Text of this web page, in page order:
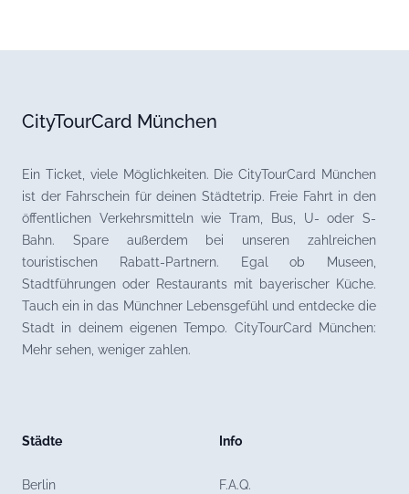
CityTourCard München
Ein Ticket, viele Möglichkeiten. Die CityTourCard München
ist der Fahrschein für deinen Städtetrip. Freie Fahrt in den
öffentlichen Verkehrsmitteln wie Tram, Bus, U- oder S-
Bahn. Spare außerdem bei unseren zahlreichen
touristischen Rabatt-Partnern. Egal ob Museen,
Stadtführungen oder Restaurants mit bayerischer Küche.
Tauch ein in das Münchner Lebensgefühl und entdecke die
Stadt in deinem eigenen Tempo. CityTourCard München:
Mehr sehen, weniger zahlen.
Städte
Berlin
Info
F.A.Q.